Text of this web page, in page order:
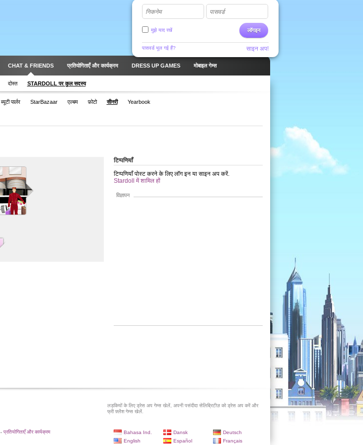
निकनेम पासवर्ड
लॉगइन
मुझे याद रखें
पासवर्ड भूल गई हैं? साइन अप!
CHAT & FRIENDS प्रतियोगिताएँ और कार्यक्रम DRESS UP GAMES मोबाइल गेम्स
दोस्त STARDOLL पर कुल सदस्य
ब्यूटी पार्लर StarBazaar एल्बम फ़ोटो सीनरी Yearbook
टिप्पणियाँ
टिप्पणियाँ पोस्ट करने के लिए लॉग इन या साइन अप करें.
Stardoll में शामिल हों
विज्ञापन
लड़कियों के लिए ड्रेस अप गेम्स खेलें, अपनी पसंदीदा सेलिब्रिटीज़ को ड्रेस अप करें और
फ्री फ़्लैश गेम्स खेलें.
• प्रतियोगिताएँ और कार्यक्रम Bahasa Ind. Dansk
Deutsch
English
Español Français